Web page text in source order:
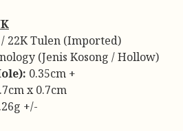
/ 22K Tulen (Imported)
(Jenis Kosong / Hollow)
0.35cm +
x 0.7cm
+/-